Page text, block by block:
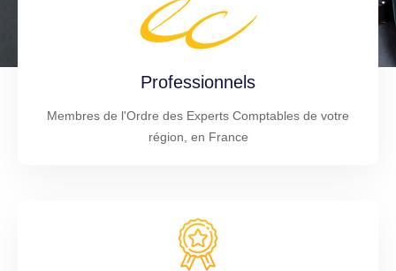
Professionnels
Membres de l'Ordre des Experts Comptables de votre
région, en France